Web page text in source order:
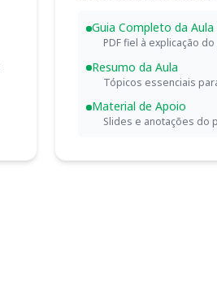
Guia Completo da Aula
PDF fiel à explicação
Resumo da Aula
Tópicos essenciais
Material de Apoio
Slides e anotações do